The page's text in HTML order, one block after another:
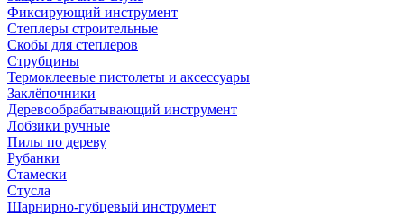
Фиксирующий инструмент
Степлеры строительные
Скобы для степлеров
Струбцины
Термоклеевые пистолеты и аксессуары
Заклёпочники
Деревообрабатывающий инструмент
Лобзики ручные
Пилы по дереву
Рубанки
Стамески
Стусла
Шарнирно-губцевый инструмент